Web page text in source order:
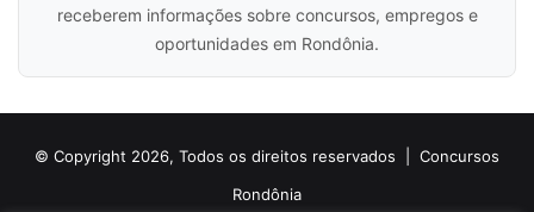
receberem informações sobre concursos, empregos e
oportunidades em Rondônia.
© Copyright 2026, Todos os direitos reservados | Concursos
Rondônia